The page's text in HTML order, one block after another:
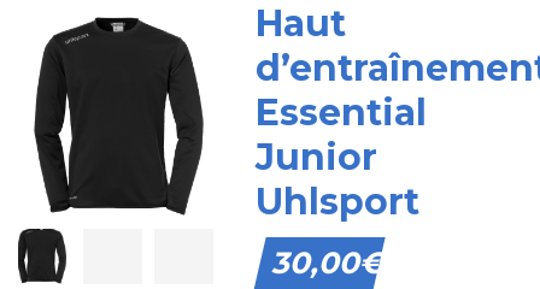
Haut
Essential
Junior
Uhlsport
30,00€